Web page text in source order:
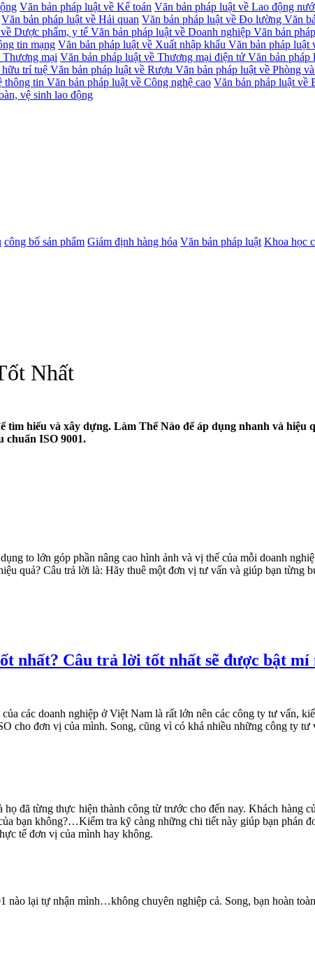
Văn bản pháp luật về Kế toán Văn bản pháp luật về Lao động
Văn bản pháp luật về Hải quan Văn bản pháp luật về Đo lường Văn
Dược phẩm, y tế Văn bản pháp luật về Doanh nghiệp Văn bản
tin mạng Văn bản pháp luật về Xuất nhập khẩu Văn bản pháp luật
Thương mại Văn bản pháp luật về Thương mại điện tử Văn bản pháp
hữu trí tuệ Văn bản pháp luật về Rượu Văn bản pháp luật về Phòng
thông tin Văn bản pháp luật về Công nghệ cao Văn bản pháp luật về
vệ sinh lao động
công bố sản phẩm Giám định hàng hóa Văn bản pháp luật Khoa học
Nhất
tìm hiểu và xây dựng. Làm Thế Nào để áp dụng nhanh và
chuẩn ISO 9001.
to lớn góp phần nâng cao hình ảnh và vị thế của mỗi doanh
quả? Câu trả lời là: Hãy thuê một đơn vị tư vấn và giúp bạn từng
nhất? Câu trả lời tốt nhất sẽ được bật mí
các doanh nghiệp ở Việt Nam là rất lớn nên các công ty tư vấn,
cho đơn vị của mình. Song, cũng vì có khá nhiều những công ty
đã từng thực hiện thành công từ trước cho đến nay. Khách hàng
bạn không?…Kiểm tra kỹ càng những chi tiết này giúp bạn phán
tế đơn vị của mình hay không.
lại tự nhận mình…không chuyên nghiệp cả. Song, bạn hoàn